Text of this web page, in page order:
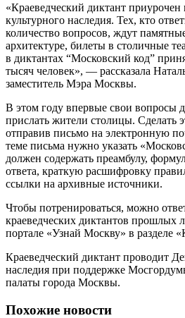
«Краеведческий диктант
культурного наследия. Тех, кто
количество вопросов, ждут
архитектуре, билеты в столичные
в диктантах “Московский код”
тысяч человек», — рассказала
заместитель Мэра Москвы.
В этом году впервые свои вопросы
прислать жители столицы. Сделать
отправив письмо на электронную
теме письма нужно указать
должен содержать преамбулу,
ответа, краткую расшифровку
ссылки на архивные источники.
Чтобы потренироваться, можно
краеведческих диктантов прошлых
портале «Узнай Москву» в разделе
Краеведческий диктант проводит
наследия при поддержке
палаты города Москвы.
Похожие новости